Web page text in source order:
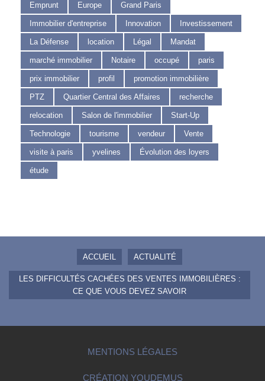
Emprunt Europe Grand Paris
Immobilier d'entreprise Innovation Investissement
La Défense location Légal Mandat
marché immobilier Notaire occupé paris
prix immobilier profil promotion immobilière
PTZ Quartier Central des Affaires recherche
relocation Salon de l'immobilier Start-Up
Technologie tourisme vendeur Vente
visite à paris yvelines Évolution des loyers
étude
ACCUEIL ACTUALITÉ
LES DIFFICULTÉS CACHÉES DES VENTES IMMOBILIÈRES :
CE QUE VOUS DEVEZ SAVOIR
MENTIONS LÉGALES
CRÉATION YOUDEMUS